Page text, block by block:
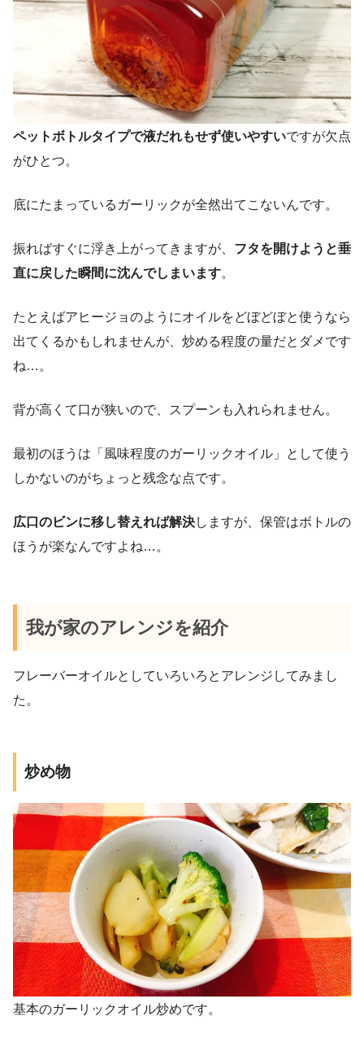
ペットボトルタイプで液だれもせず使いやすいですが欠点
がひとつ。
底にたまっているガーリックが全然出てこないんです。
振ればすぐに浮き上がってきますが、 フタを開けようと垂
直に戻した瞬間に沈んでしまいます。
たとえばアヒージョのようにオイルをどぼどぼと使うなら
出てくるかもしれませんが、炒める程度の量だとダメです
ね…。
背が高くて口が狭いので、スプーンも入れられません。
最初のほうは「風味程度のガーリックオイル」として使う
しかないのがちょっと残念な点です。
広口のビンに移し替えれば解決しますが、保管はボトルの
ほうが楽なんですよね…。
我が家のアレンジを紹介
フレーバーオイルとしていろいろとアレンジしてみまし
た。
炒め物
基本のガーリックオイル炒めです。